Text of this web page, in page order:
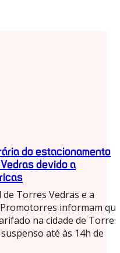
do estacionamento
devido a
Torres Vedras e a
informam
na cidade de Torres
até às 14h de